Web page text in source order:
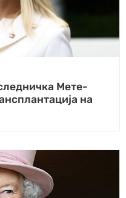
Мете-
на